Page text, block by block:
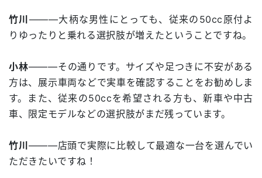
竹川 ―――大柄な男性にとっても、従来の50cc原付よ
りゆったりと乗れる選択肢が増えたということですね。
小林―――その通りです。サイズや足つきに不安がある
方は、展示車両などで実車を確認することをお勧めしま
す。また、従来の50ccを希望される方も、新車や中古
車、限定モデルなどの選択肢がまだ残っています。
竹川 ―――店頭で実際に比較して最適な一台を選んでい
ただきたいですね！